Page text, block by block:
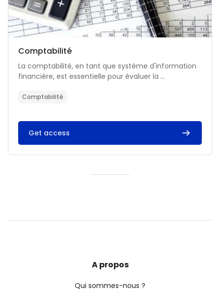
Catégorie de cours
Nom du cours
Comptabilité
Résumé du cours :
La comptabilité, en tant que système d'information
financière, est essentielle pour évaluer la ...
Comptabilité
Get access
A propos
Qui sommes-nous ?